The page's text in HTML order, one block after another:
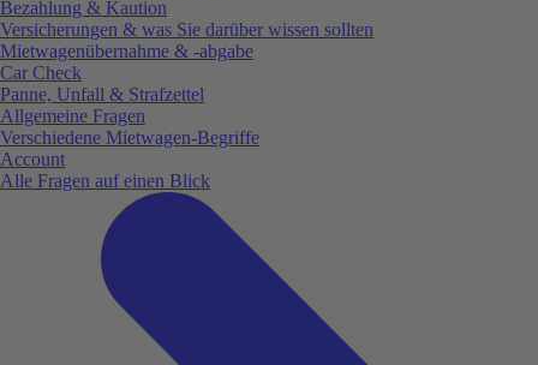
Bezahlung & Kaution
Versicherungen & was Sie darüber wissen sollten
Mietwagenübernahme & -abgabe
Car Check
Panne, Unfall & Strafzettel
Allgemeine Fragen
Verschiedene Mietwagen-Begriffe
Account
Alle Fragen auf einen Blick